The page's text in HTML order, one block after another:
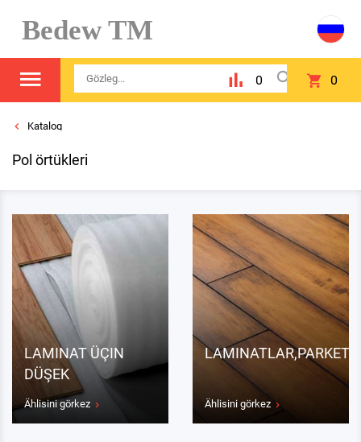
Bedew TM
0 0
Katalog
Pol örtükleri
LAMINAT ÜÇIN
DÜŞEK
Ählisini görkez Ählisini görkez